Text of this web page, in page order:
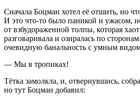
Сначала Боцман хотел её отшить, но
И это что-то было паникой и ужасом,
от взбудораженной толпы, которая
разговаривала и озиралась по
очевидную банальность с умным
— Мы в тропиках!
Тётка замолкла, и, отвернувшись,
но тут Боцман добавил: